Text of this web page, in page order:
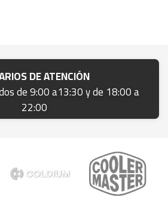
DE ATENCIÓN
de 9:00 a13:30 y de 18:00 a
22:00